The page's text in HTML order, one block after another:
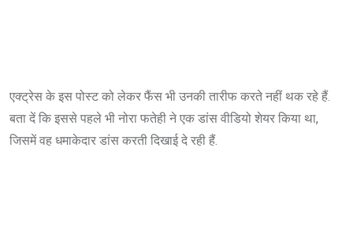
एक्ट्रेस के इस पोस्ट को लेकर फैंस भी उनकी तारीफ करते नहीं थक रहे हैं.
बता दें कि इससे पहले भी नोरा फतेही ने एक डांस वीडियो शेयर किया था,
जिसमें वह धमाकेदार डांस करती दिखाई दे रही हैं.